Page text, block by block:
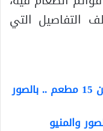
التفاصيل التي
مطاعم أمريكية في الرياض .. أكثر من 15 مطعم .. بالصور
والمنيو